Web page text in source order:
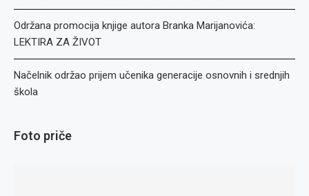
Održana promocija knjige autora Branka Marijanovića:
LEKTIRA ZA ŽIVOT
Načelnik održao prijem učenika generacije osnovnih i srednjih
škola
Foto priče